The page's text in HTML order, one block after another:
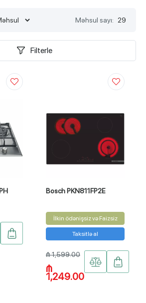
Məhsul sayı: 29
Filterle
Bosch PKN811FP2E
İlkin ödənişsiz və Faizsiz
Taksitlə al
₼ 1,599.00
₼
1,249.00